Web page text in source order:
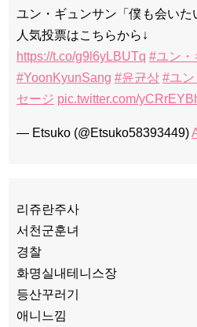
ユン・ギュンサン「僕も会いた
人気投票はこちらから↓
https://t.co/g9l6yLBUTq #ユン・
#YoonKyunSang #윤균상 #ユン
セージ pic.twitter.com/
— Etsuko (@Etsuko58393449)
리쥬란주사
서천군훈녀
경찰
화명실내테니스장
등산꾸러기
애니느낌